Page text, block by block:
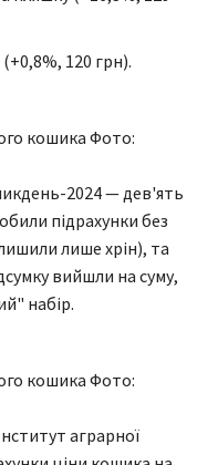
120 грн).
кошика Фото:
2024 — дев'ять
підрахунки без
лише хрін), та
вийшли на суму,
набір.
кошика Фото:
аграрної